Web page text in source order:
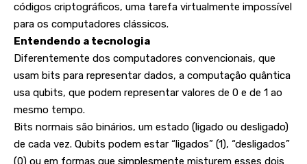
códigos criptográficos, uma tarefa virtualmente impossível
para os computadores clássicos.
Entendendo a tecnologia
Diferentemente dos computadores convencionais, que
usam bits para representar dados, a computação quântica
usa qubits, que podem representar valores de 0 e de 1 ao
mesmo tempo.
Bits normais são binários, um estado (ligado ou desligado)
de cada vez. Qubits podem estar “ligados” (1), “desligados”
(0) ou em formas que simplesmente misturem esses dois